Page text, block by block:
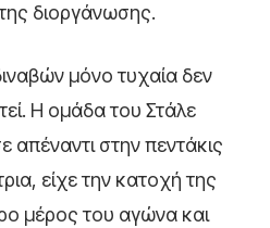
διοργάνωσης.
μόνο τυχαία δεν
Η ομάδα του Στάλε
στην πεντάκις
είχε την κατοχή της
μέρος του αγώνα και